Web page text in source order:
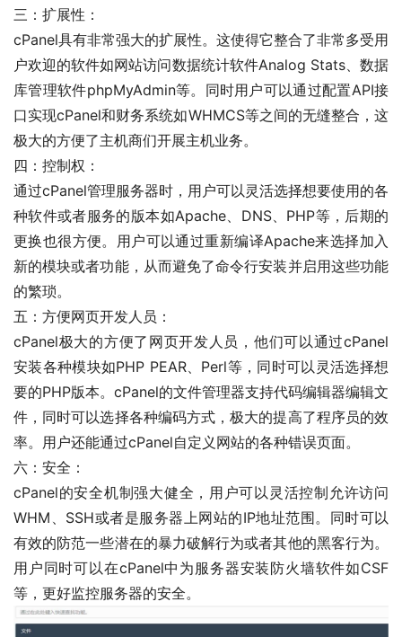
三：扩展性：
cPanel具有非常强大的扩展性。这使得它整合了非常多受用
户欢迎的软件如网站访问数据统计软件Analog Stats、数据
库管理软件phpMyAdmin等。同时用户可以通过配置API接
口实现cPanel和财务系统如WHMCS等之间的无缝整合，这
极大的方便了主机商们开展主机业务。
四：控制权：
通过cPanel管理服务器时，用户可以灵活选择想要使用的各
种软件或者服务的版本如Apache、DNS、PHP等，后期的
更换也很方便。用户可以通过重新编译Apache来选择加入
新的模块或者功能，从而避免了命令行安装并启用这些功能
的繁琐。
五：方便网页开发人员：
cPanel极大的方便了网页开发人员，他们可以通过cPanel
安装各种模块如PHP PEAR、Perl等，同时可以灵活选择想
要的PHP版本。cPanel的文件管理器支持代码编辑器编辑文
件，同时可以选择各种编码方式，极大的提高了程序员的效
率。用户还能通过cPanel自定义网站的各种错误页面。
六：安全：
cPanel的安全机制强大健全，用户可以灵活控制允许访问
WHM、SSH或者是服务器上网站的IP地址范围。同时可以
有效的防范一些潜在的暴力破解行为或者其他的黑客行为。
用户同时可以在cPanel中为服务器安装防火墙软件如CSF
等，更好监控服务器的安全。